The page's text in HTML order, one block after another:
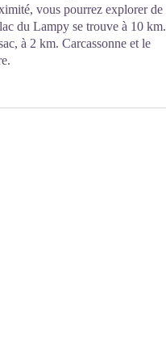
vous pourrez explorer de
du Lampy se trouve à 10 km.
à 2 km. Carcassonne et le